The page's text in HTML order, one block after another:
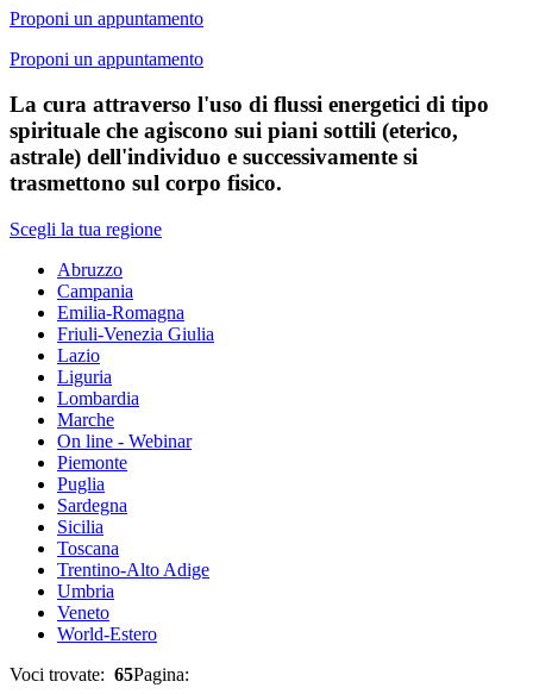
Proponi un appuntamento
Proponi un appuntamento
La cura attraverso l'uso di flussi energetici di tipo
spirituale che agiscono sui piani sottili (eterico,
astrale) dell'individuo e successivamente si
trasmettono sul corpo fisico.
Scegli la tua regione
Abruzzo
Campania
Emilia-Romagna
Friuli-Venezia Giulia
Lazio
Liguria
Lombardia
Marche
On line - Webinar
Piemonte
Puglia
Sardegna
Sicilia
Toscana
Trentino-Alto Adige
Umbria
Veneto
World-Estero
Voci trovate: 65Pagina: